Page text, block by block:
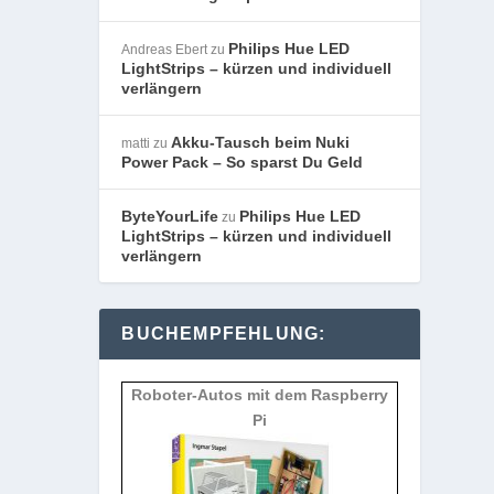
Andreas Ebertzu Philips Hue LED
LightStrips – kürzen und individuell
verlängern
matti zuAkku-Tausch beim Nuki
Power Pack – So sparst Du Geld
ByteYourLife zu Philips Hue LED
LightStrips – kürzen und individuell
verlängern
BUCHEMPFEHLUNG:
Roboter-Autos mit dem Raspberry
Pi